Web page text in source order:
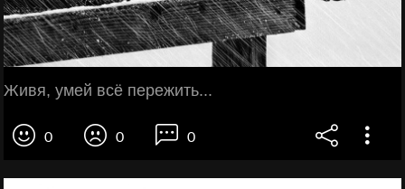
Живя, умей всё пережить...
0 0 0